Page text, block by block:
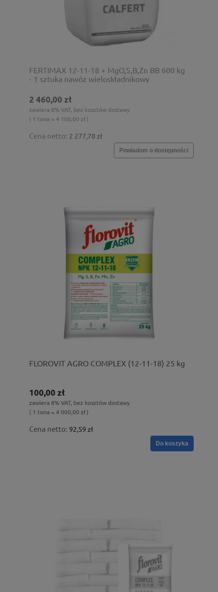
FERTIMAX 12-11-18 + MgO,S,B,Zn BB 600 kg
- 1 sztuka nawóz wieloskładnikowy
2 460,00 zł
zawiera 8% VAT, bez kosztów dostawy
( 1 tona = 4 100,00 zł )
Cena netto: 2 277,78 zł
Powiadom o dostępności
FLOROVIT AGRO COMPLEX (12-11-18) 25 kg
100,00 zł
zawiera 8% VAT, bez kosztów dostawy
( 1 tona = 4 000,00 zł )
Cena netto: 92,59 zł
Do koszyka